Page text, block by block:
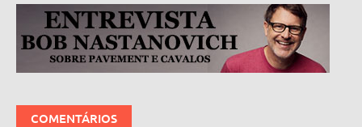
COMENTÁRIOS